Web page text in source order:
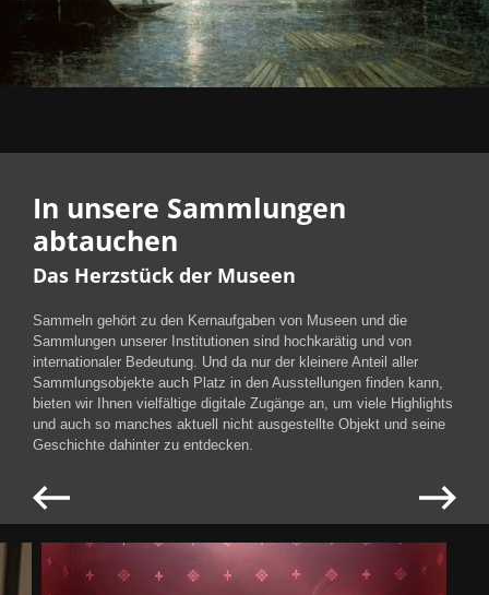
In unsere Sammlungen
abtauchen
Das Herzstück der Museen
Sammeln gehört zu den Kernaufgaben von Museen und die
Sammlungen unserer Institutionen sind hochkarätig und von
internationaler Bedeutung. Und da nur der kleinere Anteil aller
Sammlungsobjekte auch Platz in den Ausstellungen finden kann,
bieten wir Ihnen vielfältige digitale Zugänge an, um viele Highlights
und auch so manches aktuell nicht ausgestellte Objekt und seine
Geschichte dahinter zu entdecken.